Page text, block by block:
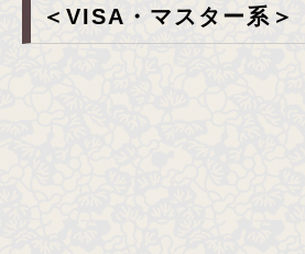
＜VISA・マスター系＞